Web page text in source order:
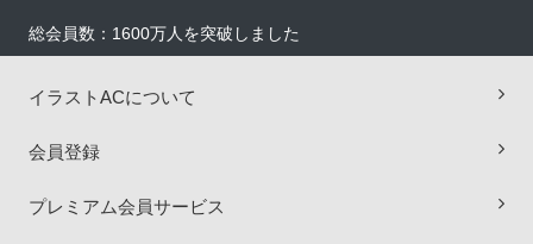
総会員数：1600万人を突破しました
イラストACについて
会員登録
プレミアム会員サービス